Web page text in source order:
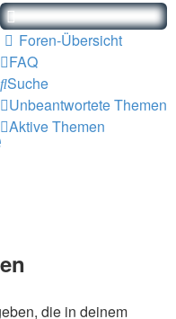
Foren-Übersicht
FAQ
Suche
Unbeantwortete Themen
Aktive Themen
die in deinem